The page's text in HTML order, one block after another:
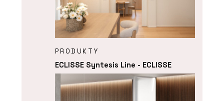
PRODUKTY
ECLISSE Syntesis Line - ECLISSE